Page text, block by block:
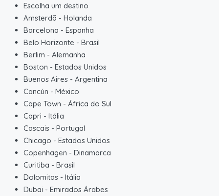
Escolha um destino
Amsterdã - Holanda
Barcelona - Espanha
Belo Horizonte - Brasil
Berlim - Alemanha
Boston - Estados Unidos
Buenos Aires - Argentina
Cancún - México
Cape Town - África do Sul
Capri - Itália
Cascais - Portugal
Chicago - Estados Unidos
Copenhagen - Dinamarca
Curitiba - Brasil
Dolomitas - Itália
Dubai - Emirados Árabes